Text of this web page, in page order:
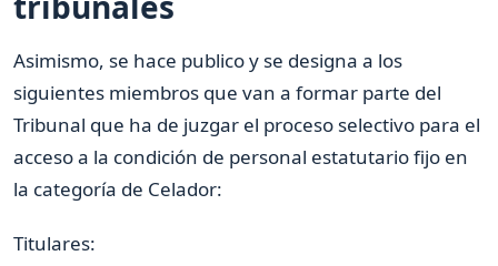
Asimismo, se hace publico y se designa a los
siguientes miembros que van a formar parte del
Tribunal que ha de juzgar el proceso selectivo para el
acceso a la condición de personal estatutario fijo en
la categoría de Celador:
Titulares: